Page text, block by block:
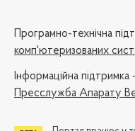
Програмно-технічна
комп'ютеризованих
Iнформаційна підтримка
Пресслужба Апарату